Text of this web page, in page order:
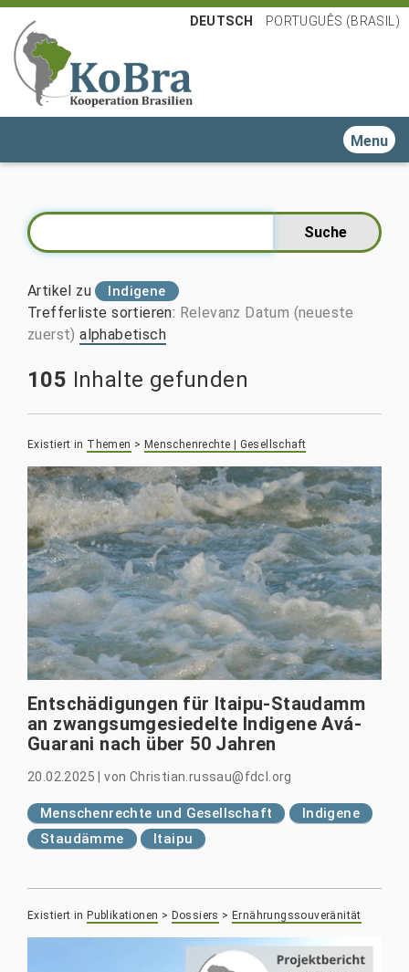
DEUTSCH PORTUGUÊS (BRASIL)
Toggle
Artikel zu Indigene
Trefferliste sortieren: Relevanz Datum (neueste
zuerst) alphabetisch
105 Inhalte gefunden
Existiert in Themen > Menschenrechte | Gesellschaft
Entschädigungen für Itaipu-Staudamm
an zwangsumgesiedelte Indigene Avá-
Guarani nach über 50 Jahren
20.02.2025 |von Christian.russau@fdcl.org
Menschenrechte und Gesellschaft
Indigene
Staudämme
Itaipu
Existiert in Publikationen > Dossiers >Ernährungssouveränität